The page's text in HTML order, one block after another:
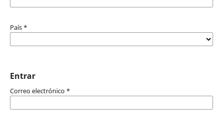
País *
Entrar
Correo electrónico *